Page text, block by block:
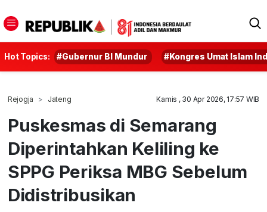
Hot Topics: #Gubernur BI Mundur #Kongres Umat Islam
Rejogja Jateng Kamis , 30 Apr 2026, 17:57 WIB
Puskesmas di Semarang
Diperintahkan Keliling ke
SPPG Periksa MBG Sebelum
Didistribusikan